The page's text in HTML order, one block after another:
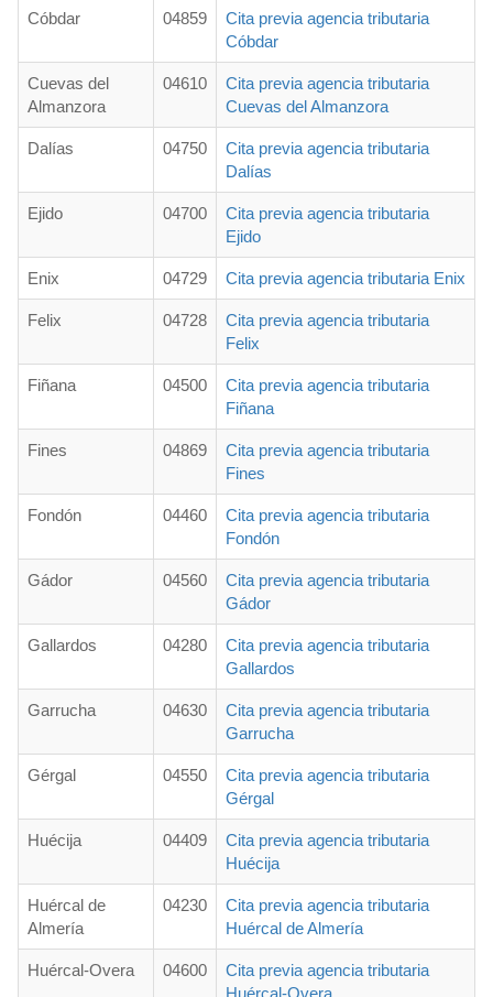
Cóbdar 04859
Cita previa agencia tributaria
Cóbdar
Cuevas del
Almanzora
04610
Cita previa agencia tributaria
Cuevas del Almanzora
Dalías 04750
Cita previa agencia tributaria
Dalías
Ejido 04700
Cita previa agencia tributaria
Ejido
Enix 04729 Cita previa agencia tributaria Enix
Felix 04728
Cita previa agencia tributaria
Felix
Fiñana 04500
Cita previa agencia tributaria
Fiñana
Fines 04869
Cita previa agencia tributaria
Fines
Fondón 04460
Cita previa agencia tributaria
Fondón
Gádor 04560
Cita previa agencia tributaria
Gádor
Gallardos 04280
Cita previa agencia tributaria
Gallardos
Garrucha 04630
Cita previa agencia tributaria
Garrucha
Gérgal 04550
Cita previa agencia tributaria
Gérgal
Huécija 04409
Cita previa agencia tributaria
Huécija
Huércal de
Almería
04230
Cita previa agencia tributaria
Huércal de Almería
Huércal-Overa 04600
Cita previa agencia tributaria